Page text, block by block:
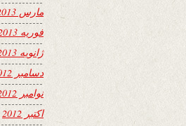
مارس 2013
فوریه 2013
ژانویه 2013
دسامبر 2012
نوامبر 2012
اکتبر 2012